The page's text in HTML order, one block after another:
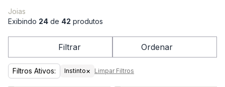
Joias
Exibindo 24 de 42 produtos
Filtrar Ordenar
Filtros Ativos: Instinto× Limpar Filtros